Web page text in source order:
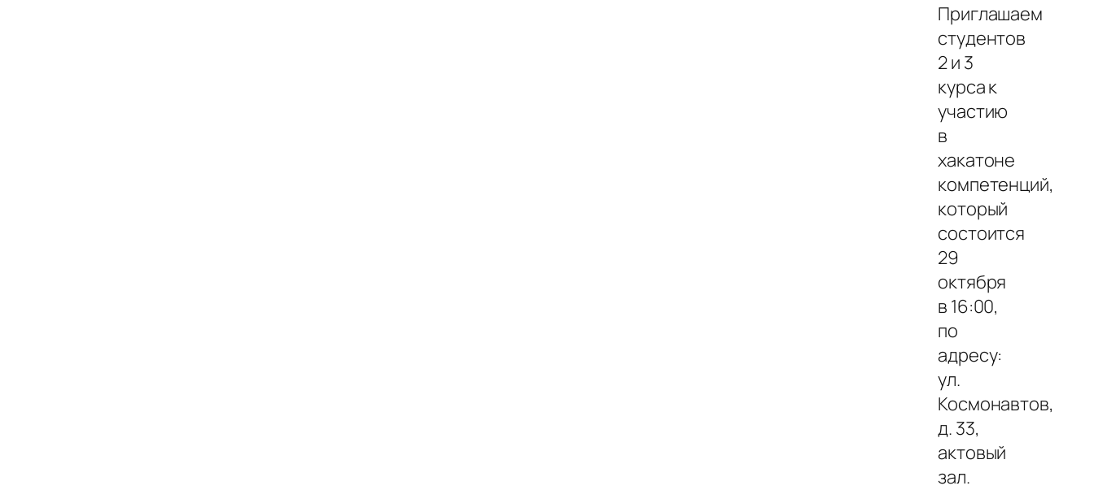
Приглашаем
студентов
2 и 3
курса к
участию
в
хакатоне
компетенций,
который
состоится
29
октября
в 16:00,
по
адресу:
ул.
Космонавтов,
д. 33,
актовый
зал.